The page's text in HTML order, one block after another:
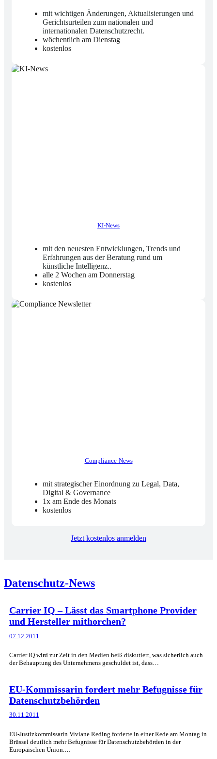
mit wichtigen Änderungen, Aktualisierungen und
Gerichtsurteilen zum nationalen und
internationalen Datenschutzrecht.
wöchentlich am Dienstag
kostenlos
KI-News
mit den neuesten Entwicklungen, Trends und
Erfahrungen aus der Beratung rund um
künstliche Intelligenz..
alle 2 Wochen am Donnerstag
kostenlos
Compliance-News
mit strategischer Einordnung zu Legal, Data,
Digital & Governance
1x am Ende des Monats
kostenlos
Jetzt kostenlos anmelden
Datenschutz-News
Carrier IQ – Lässt das Smartphone Provider
und Hersteller mithorchen?
07.12.2011
Carrier IQ wird zur Zeit in den Medien heiß diskutiert, was sicherlich auch
der Behauptung des Unternehmens geschuldet ist, dass…
EU-Kommissarin fordert mehr Befugnisse für
Datenschutzbehörden
30.11.2011
EU-Justizkommissarin Viviane Reding forderte in einer Rede am Montag in
Brüssel deutlich mehr Befugnisse für Datenschutzbehörden in der
Europäischen Union.…